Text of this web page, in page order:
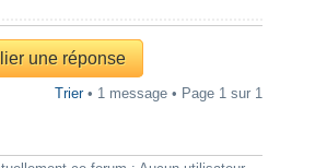
une réponse
Trier• 1 message • Page 1 sur 1